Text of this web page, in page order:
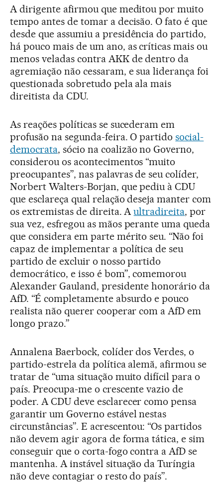
A dirigente afirmou que meditou por muito
tempo antes de tomar a decisão. O fato é que
desde que assumiu a presidência do partido,
há pouco mais de um ano, as críticas mais ou
menos veladas contra AKK de dentro da
agremiação não cessaram, e sua liderança foi
questionada sobretudo pela ala mais
direitista da CDU.
As reações políticas se sucederam em
profusão na segunda-feira. O partidosocial-
democrata, sócio na coalizão no Governo,
considerou os acontecimentos “muito
preocupantes”, nas palavras de seu colíder,
Norbert Walters-Borjan, que pediu à CDU
que esclareça qual relação deseja manter com
os extremistas de direita. Aultradireita, por
sua vez, esfregou as mãos perante uma queda
que considera em parte mérito seu. “Não foi
capaz de implementar a política de seu
partido de excluir o nosso partido
democrático, e isso é bom”, comemorou
Alexander Gauland, presidente honorário da
AfD. “É completamente absurdo e pouco
realista não querer cooperar com a AfD em
longo prazo.”
Annalena Baerbock, colíder dos Verdes, o
partido-estrela da política alemã, afirmou se
tratar de “uma situação muito difícil para o
país. Preocupa-me o crescente vazio de
poder. A CDU deve esclarecer como pensa
garantir um Governo estável nestas
circunstâncias”. E acrescentou: “Os partidos
não devem agir agora de forma tática, e sim
conseguir que o corta-fogo contra a AfD se
mantenha. A instável situação da Turíngia
não deve contagiar o resto do país”.